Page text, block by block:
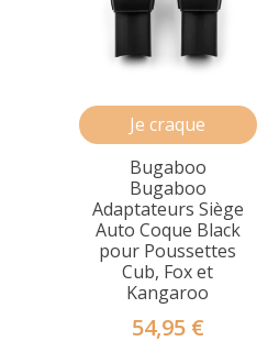
Je craque
Bugaboo
Bugaboo
Adaptateurs Siège
Auto Coque Black
pour Poussettes
Cub, Fox et
Kangaroo
54,95 €